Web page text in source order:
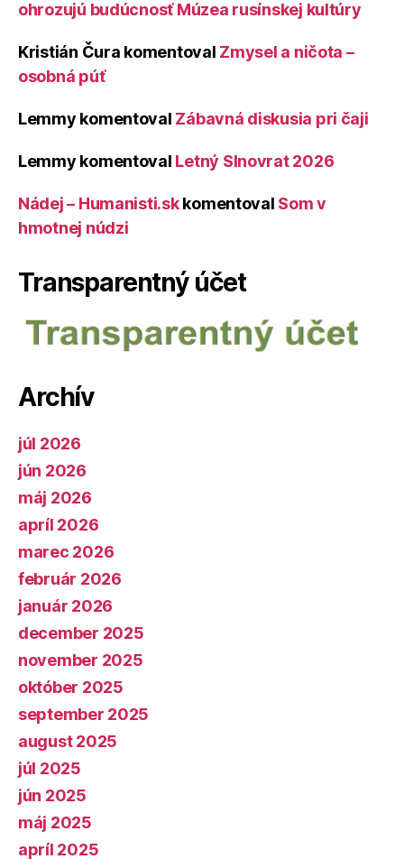
ohrozujú budúcnosť Múzea rusínskej kultúry
Kristián Čura komentoval Zmysel a ničota –
osobná púť
Lemmy komentoval Zábavná diskusia pri čaji
Lemmy komentoval Letný Slnovrat 2026
Nádej – Humanisti.skkomentoval Som v
hmotnej núdzi
Transparentný účet
Archív
júl 2026
jún 2026
máj 2026
apríl 2026
marec 2026
február 2026
január 2026
december 2025
november 2025
október 2025
september 2025
august 2025
júl 2025
jún 2025
máj 2025
apríl 2025